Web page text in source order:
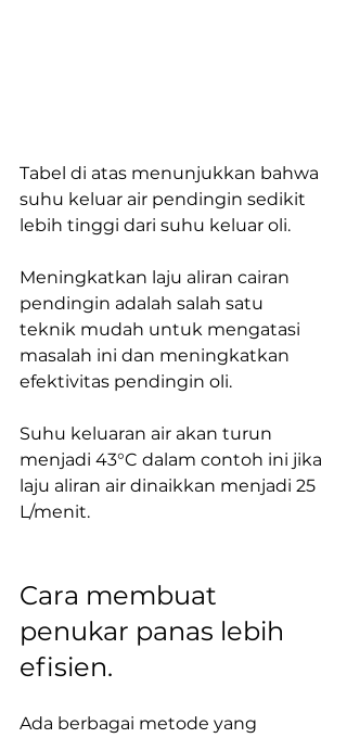
Tabel di atas menunjukkan bahwa
suhu keluar air pendingin sedikit
lebih tinggi dari suhu keluar oli.
Meningkatkan laju aliran cairan
pendingin adalah salah satu
teknik mudah untuk mengatasi
masalah ini dan meningkatkan
efektivitas pendingin oli.
Suhu keluaran air akan turun
menjadi 43°C dalam contoh ini jika
laju aliran air dinaikkan menjadi 25
L/menit.
Cara membuat
penukar panas lebih
efisien.
Ada berbagai metode yang